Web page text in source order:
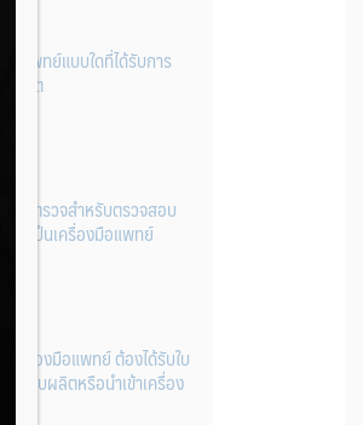
มือแพทย์แบบใดที่ได้รับการ
นุญาต
ฑ์ชุดตรวจสําหรับตรวจสอบ
ดจัดเป็นเครื่องมือแพทย์
เครื่องมือแพทย์ ต้องได้รับใบ
ะกอบผลิตหรือนำเข้าเครื่อง